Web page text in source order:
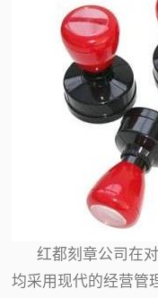
红都刻章公司在对
均采用现代的经营管